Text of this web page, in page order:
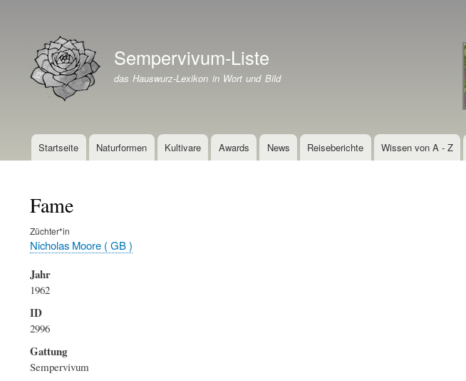
Branding der WebsiteSempervivum-Liste
das Hauswurz-Lexikon in Wort und Bild
Hauptnavigation
Startseite Naturformen Kultivare Awards News Reiseberichte Wissen von A - Z
Fame
Züchter*in
Nicholas Moore ( GB )
Jahr
1962
ID
2996
Gattung
Sempervivum